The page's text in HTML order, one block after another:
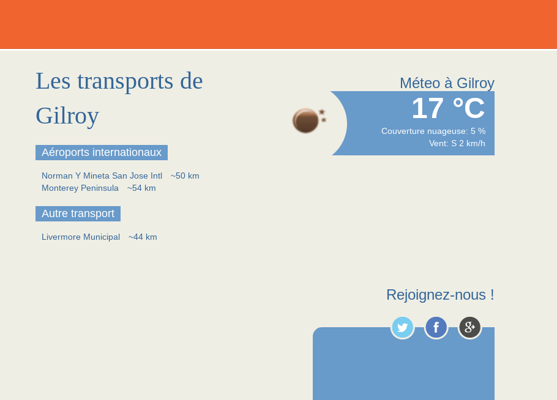
Les transports de
Gilroy
Aéroports internationaux
Norman Y Mineta San Jose Intl
~50 km
Monterey Peninsula
~54 km
Autre transport
Livermore Municipal ~44 km
Méteo à Gilroy
17 °C
Couverture nuageuse: 5 %
Vent: S 2 km/h
Rejoignez-nous !